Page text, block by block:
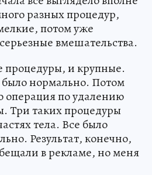
разных процедур,
потом уже
вмешательства.
процедуры, и крупные.
было нормально. Потом
операция по удалению
Три таких процедуры
тела. Все было
Результат, конечно,
в рекламе, но меня